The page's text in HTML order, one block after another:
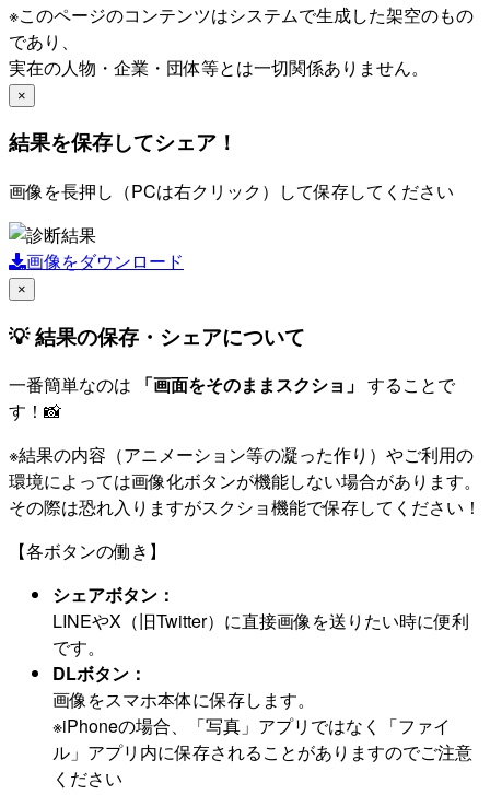
※このページのコンテンツはシステムで生成した架空のもの
であり、
実在の人物・企業・団体等とは一切関係ありません。
×
結果を保存してシェア！
画像を長押し（PCは右クリック）して保存してください
画像をダウンロード
×
💡 結果の保存・シェアについて
一番簡単なのは 「画面をそのままスクショ」 することで
す！📸
※結果の内容（アニメーション等の凝った作り）やご利用の
環境によっては画像化ボタンが機能しない場合があります。
その際は恐れ入りますがスクショ機能で保存してください！
【各ボタンの働き】
シェアボタン：
LINEやX（旧Twitter）に直接画像を送りたい時に便利
です。
DLボタン：
画像をスマホ本体に保存します。
※iPhoneの場合、「写真」アプリではなく「ファイ
ル」アプリ内に保存されることがありますのでご注意
ください